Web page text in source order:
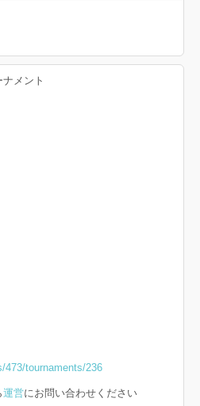
メント
tournaments/236
運営にお問い合わせください